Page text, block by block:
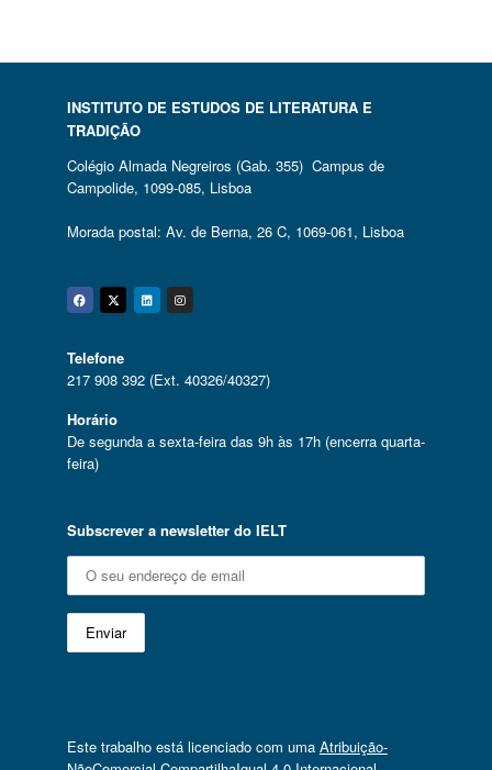
INSTITUTO DE ESTUDOS DE LITERATURA E
TRADIÇÃO
Colégio Almada Negreiros (Gab. 355) Campus de
Campolide, 1099-085, Lisboa
Morada postal: Av. de Berna, 26 C, 1069-061, Lisboa
Facebook
Twitter
Linkedin
Instagram
Telefone
217 908 392 (Ext. 40326/40327)
Horário
De segunda a sexta-feira das 9h às 17h (encerra quarta-
feira)
Subscrever a newsletter do IELT
Este trabalho está licenciado com uma Atribuição-